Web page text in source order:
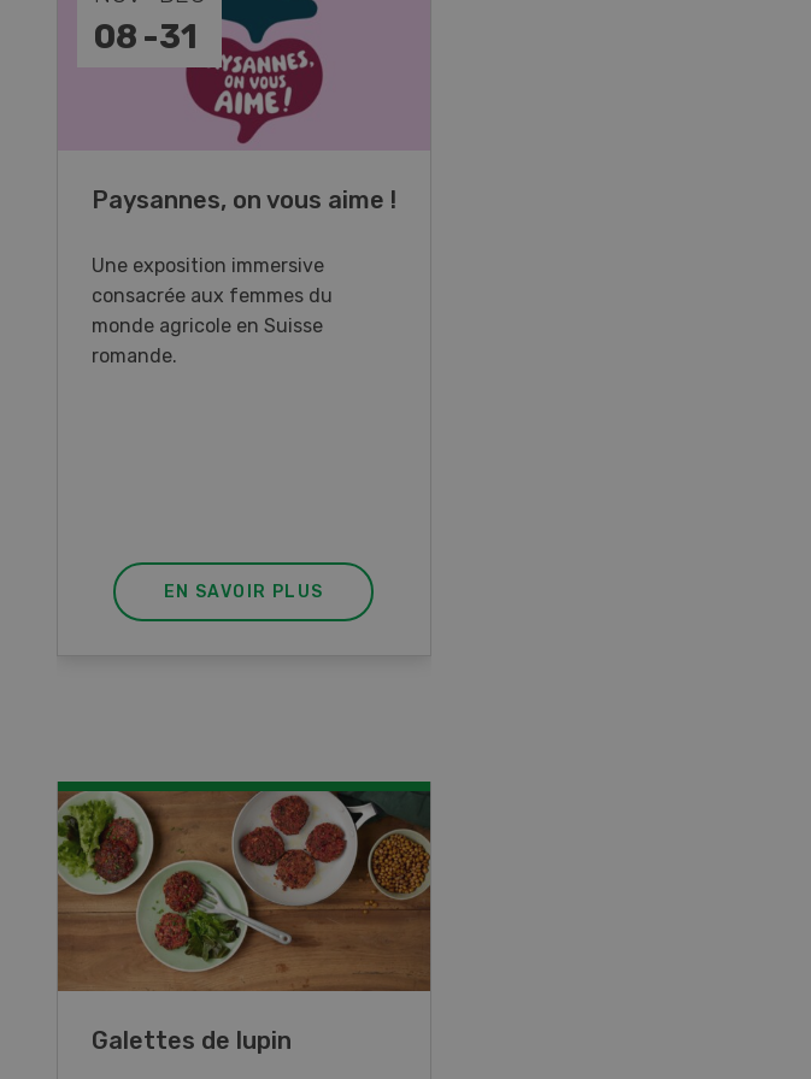
08 -31
Paysannes, on vous aime !
Une exposition immersive
consacrée aux femmes du
monde agricole en Suisse
romande.
EN SAVOIR PLUS
Galettes de lupin